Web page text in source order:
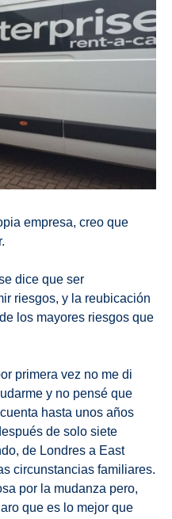
empresa, creo que
dice que ser
riesgos, y la reubicación
los mayores riesgos que
primera vez no me di
y no pensé que
hasta unos años
de solo siete
de Londres a East
circunstancias familiares.
por la mudanza pero,
que es lo mejor que